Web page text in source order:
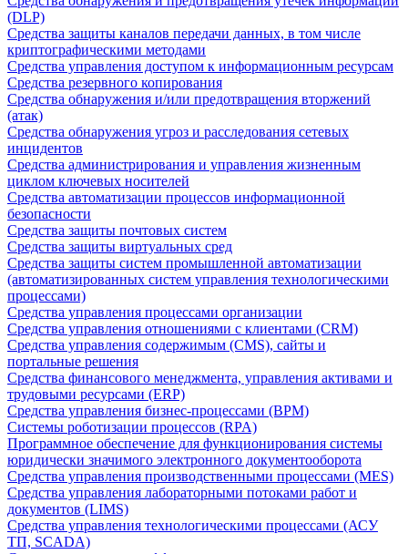
(DLP)
Средства защиты каналов передачи данных, в том числе
криптографическими методами
Средства управления доступом к информационным ресурсам
Средства резервного копирования
Средства обнаружения и/или предотвращения вторжений
(атак)
Средства обнаружения угроз и расследования сетевых
инцидентов
Средства администрирования и управления жизненным
циклом ключевых носителей
Средства автоматизации процессов информационной
безопасности
Средства защиты почтовых систем
Средства защиты виртуальных сред
Средства защиты систем промышленной автоматизации
(автоматизированных систем управления технологическими
процессами)
Средства управления процессами организации
Средства управления отношениями с клиентами (CRM)
Средства управления содержимым (CMS), сайты и
портальные решения
Средства финансового менеджмента, управления активами и
трудовыми ресурсами (ERP)
Средства управления бизнес-процессами (BPM)
Системы роботизации процессов (RPA)
Программное обеспечение для функционирования системы
юридически значимого электронного документооборота
Средства управления производственными процессами (MES)
Средства управления лабораторными потоками работ и
документов (LIMS)
Средства управления технологическими процессами (АСУ
ТП, SCADA)